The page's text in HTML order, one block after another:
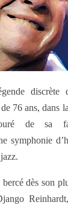
76 ans, dans
de sa
symphonie
dès son